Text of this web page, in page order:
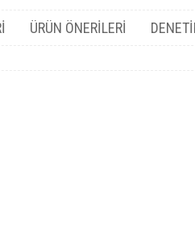
ÜRÜN ÖNERILERI